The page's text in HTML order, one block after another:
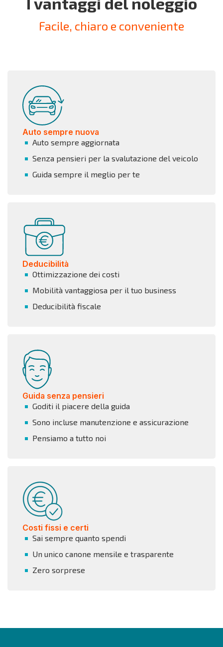
Facile, chiaro e conveniente
Auto sempre nuova
Auto sempre aggiornata
Senza pensieri per la svalutazione del veicolo
Guida sempre il meglio per te
Deducibilità
Ottimizzazione dei costi
Mobilità vantaggiosa per il tuo business
Deducibilità fiscale
Guida senza pensieri
Goditi il piacere della guida
Sono incluse manutenzione e assicurazione
Pensiamo a tutto noi
Costi fissi e certi
Sai sempre quanto spendi
Un unico canone mensile e trasparente
Zero sorprese